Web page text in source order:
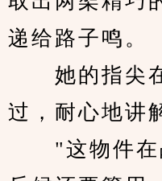
递给路子鸣。
她的指尖在
过，耐心地讲
"这物件在